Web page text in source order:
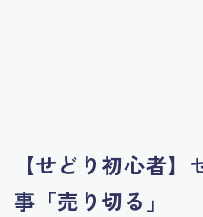
【せどり初心者
事「売り切る」